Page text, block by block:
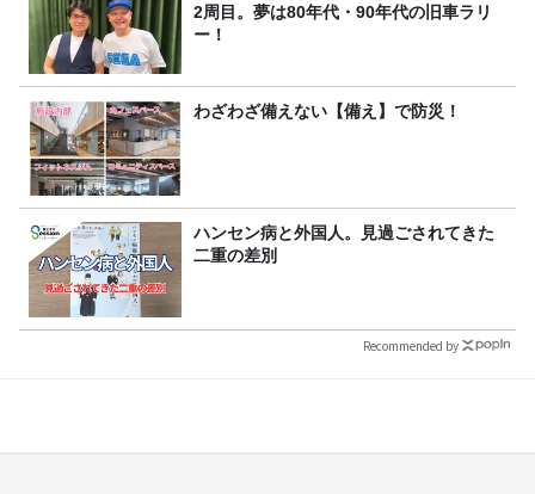
2周目。夢は80年代・90年代の旧車ラリ
ー！
わざわざ備えない【備え】で防災！
ハンセン病と外国人。見過ごされてきた
二重の差別
Recommended by